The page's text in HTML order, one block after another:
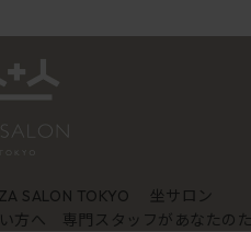
ZA SALON TOKYO
坐サロン
方へ 専門スタッフがあなたの